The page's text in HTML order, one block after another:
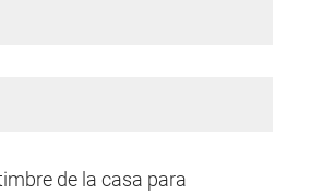
de la casa para